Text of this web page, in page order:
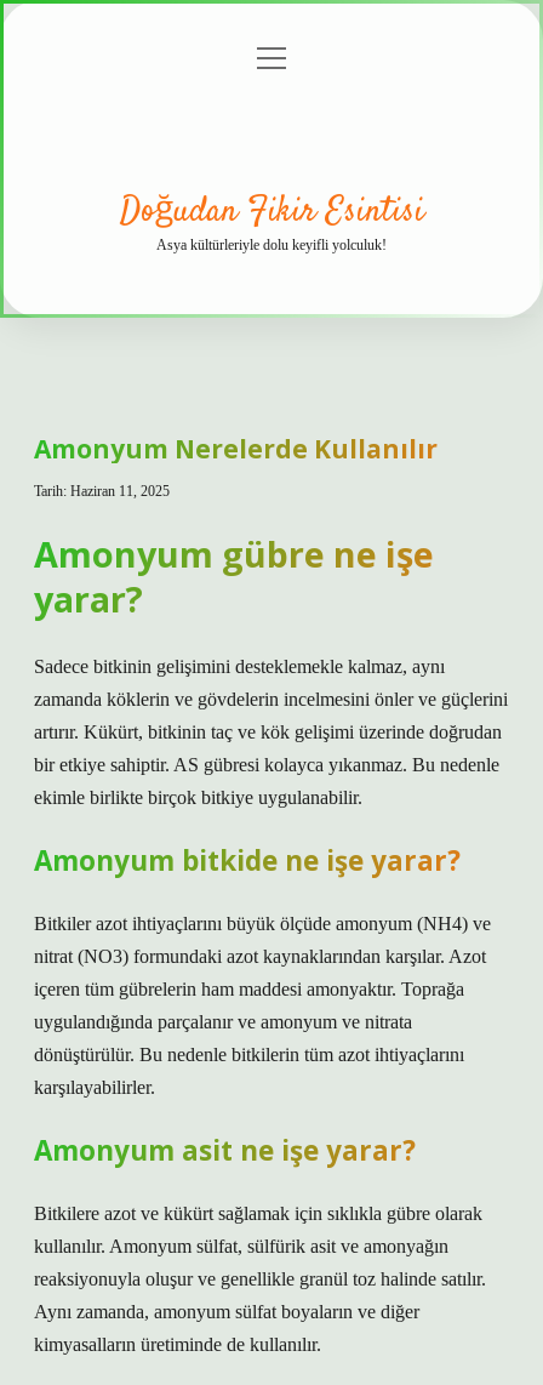
menüyü
Doğudan Fikir Esintisi
Asya kültürleriyle dolu keyifli yolculuk!
Amonyum Nerelerde Kullanılır
Tarih: Haziran 11, 2025
Amonyum gübre ne işe
yarar?
Sadece bitkinin gelişimini desteklemekle kalmaz, aynı
zamanda köklerin ve gövdelerin incelmesini önler ve güçlerini
artırır. Kükürt, bitkinin taç ve kök gelişimi üzerinde doğrudan
bir etkiye sahiptir. AS gübresi kolayca yıkanmaz. Bu nedenle
ekimle birlikte birçok bitkiye uygulanabilir.
Amonyum bitkide ne işe yarar?
Bitkiler azot ihtiyaçlarını büyük ölçüde amonyum (NH4) ve
nitrat (NO3) formundaki azot kaynaklarından karşılar. Azot
içeren tüm gübrelerin ham maddesi amonyaktır. Toprağa
uygulandığında parçalanır ve amonyum ve nitrata
dönüştürülür. Bu nedenle bitkilerin tüm azot ihtiyaçlarını
karşılayabilirler.
Amonyum asit ne işe yarar?
Bitkilere azot ve kükürt sağlamak için sıklıkla gübre olarak
kullanılır. Amonyum sülfat, sülfürik asit ve amonyağın
reaksiyonuyla oluşur ve genellikle granül toz halinde satılır.
Aynı zamanda, amonyum sülfat boyaların ve diğer
kimyasalların üretiminde de kullanılır.